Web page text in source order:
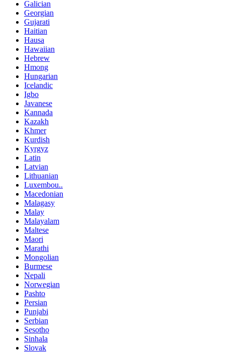
Galician
Georgian
Gujarati
Haitian
Hausa
Hawaiian
Hebrew
Hmong
Hungarian
Icelandic
Igbo
Javanese
Kannada
Kazakh
Khmer
Kurdish
Kyrgyz
Latin
Latvian
Lithuanian
Luxembou..
Macedonian
Malagasy
Malay
Malayalam
Maltese
Maori
Marathi
Mongolian
Burmese
Nepali
Norwegian
Pashto
Persian
Punjabi
Serbian
Sesotho
Sinhala
Slovak